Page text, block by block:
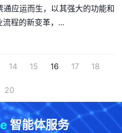
应运而生，以其强大的功能和
程的新变革，...
14 15 16 17 18
20
智能体服务